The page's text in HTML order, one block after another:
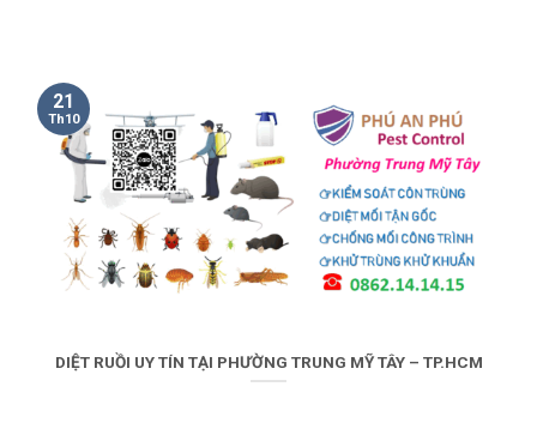
DIỆT RUỒI UY TÍN TẠI PHƯỜNG TRUNG MỸ TÂY – TP.HCM
21
Th10